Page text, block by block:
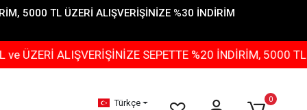
5000 TL ÜZERİ ALIŞVERİŞİNİZE %30 İNDİRİM
SEPETTE %20 İNDİRİM, 5000 TL ÜZERİ
Türkçe
0